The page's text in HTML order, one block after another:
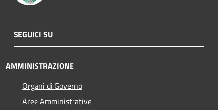
SEGUICI SU
AMMINISTRAZIONE
Organi di Governo
Aree Amministrative